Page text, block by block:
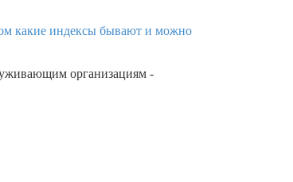
какие индексы бывают и можно
организациям -